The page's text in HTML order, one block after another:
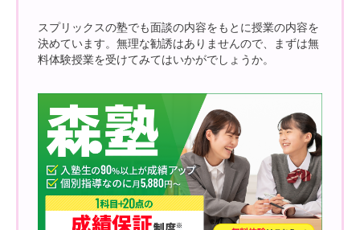
スプリックスの塾でも面談の内容をもとに授業の内容を
決めています。無理な勧誘はありませんので、まずは無
料体験授業を受けてみてはいかがでしょうか。